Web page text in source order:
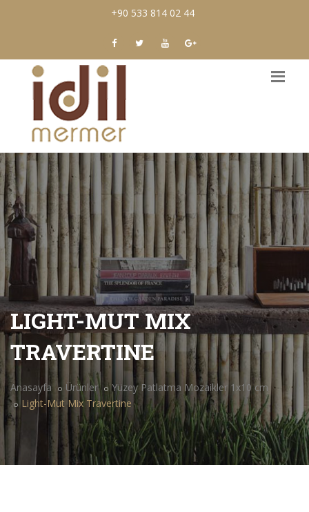
+90 533 814 02 44
LIGHT-MUT MIX
TRAVERTINE
Anasayfa Ürünler
Yüzey Patlatma Mozaikler 1x10 cm
Light-Mut Mix Travertine